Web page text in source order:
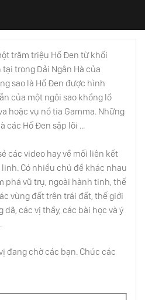
3 - Vũ Trụ Trong Lòng Hố Đen
Lượng Tử
Trời Diệt Vong
Ngoài Hệ Mặt Trời
Andromeda “Nàng Công Chúa
Sao Thổ
trăm triệu Hố Đen từ khối
trong Dải Ngân Hà của
sao là Hố Đen được hình
của một ngôi sao khổng lồ
hoặc vụ nổ tia Gamma. Những
các Hố Đen sập lõi ...
các video hay về mối liên kết
Có nhiều chủ đề khác nhau
phá vũ trụ, ngoài hành tinh, thế
vùng đất trên trái đất, thế giới
các vị thầy, các bài học và ý
đang chờ các bạn. Chúc các